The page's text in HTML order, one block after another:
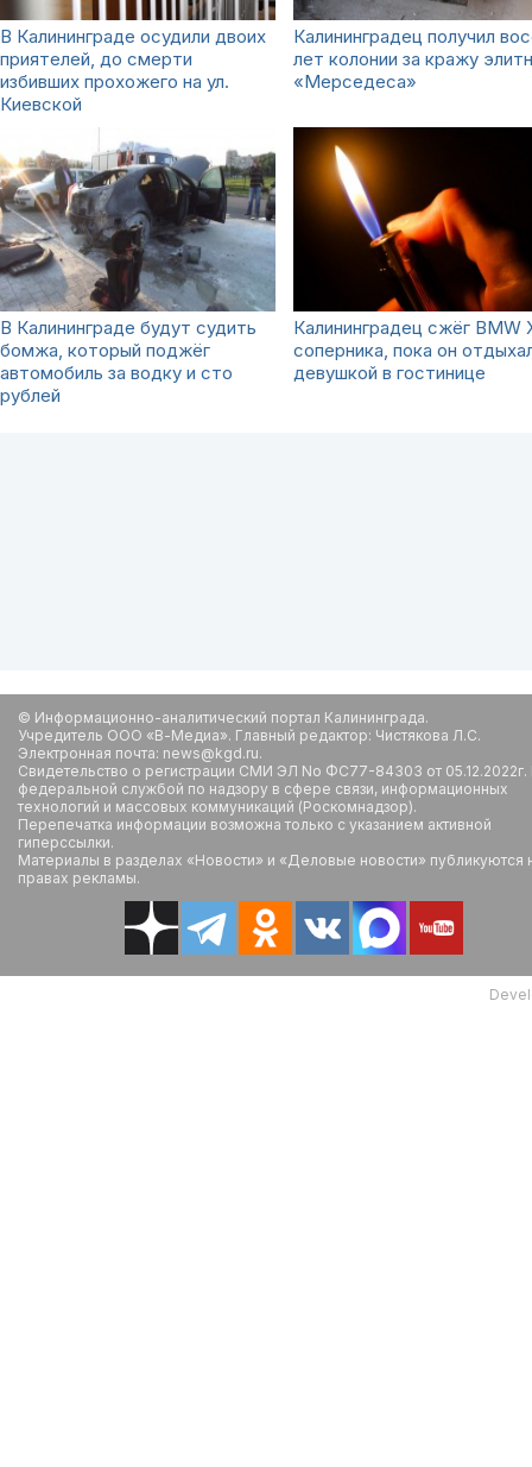
В Калининграде осудили двоих
приятелей, до смерти
избивших прохожего на ул.
Киевской
Калининградец получил
лет колонии за кражу
«Мерседеса»
В Калининграде будут судить
бомжа, который поджёг
автомобиль за водку и сто
рублей
Калининградец сжёг BMW
соперника, пока он
девушкой в гостинице
© Информационно-аналитический портал Калининграда.
Учредитель ООО «В-Медиа». Главный редактор: Чистякова Л.С.
Электронная почта: news@kgd.ru.
Свидетельство о регистрации СМИ ЭЛ No ФС77-84303 от
федеральной службой по надзору в сфере связи, информационных
технологий и массовых коммуникаций (Роскомнадзор).
Перепечатка информации возможна только с указанием активной
гиперссылки.
Материалы в разделах «Новости» и «Деловые новости» публикуются
правах рекламы.